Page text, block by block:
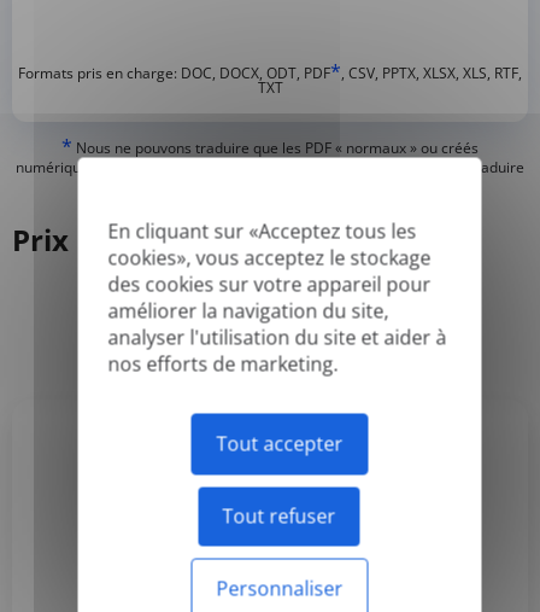
En cliquant sur «Acceptez tous les
cookies», vous acceptez le stockage
des cookies sur votre appareil pour
améliorer la navigation du site,
analyser l'utilisation du site et aider à
nos efforts de marketing.
Tout accepter
Tout refuser
Personnaliser
Formats pris en charge: DOC, DOCX, ODT, PDF*, CSV, PPTX, XLSX, XLS, RTF,
TXT
* Nous ne pouvons traduire que les PDF « normaux » ou créés
numériquement et les PDF consultables, mais nous ne pouvons pas traduire
Prix
Mensuel Annuel -50%
Basic
3,99 $US
/mois
Facturé annuellement